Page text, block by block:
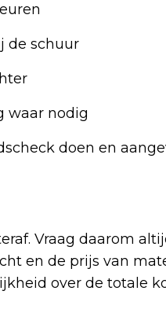
de schuur
waar nodig
doen en
Vraag daarom
en de prijs van
over de totale